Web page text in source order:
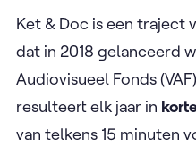
Ket & Doc is een
dat in 2018 gelanceerd
Audiovisueel Fonds
resulteert elk jaar in
van telkens 15 minuten